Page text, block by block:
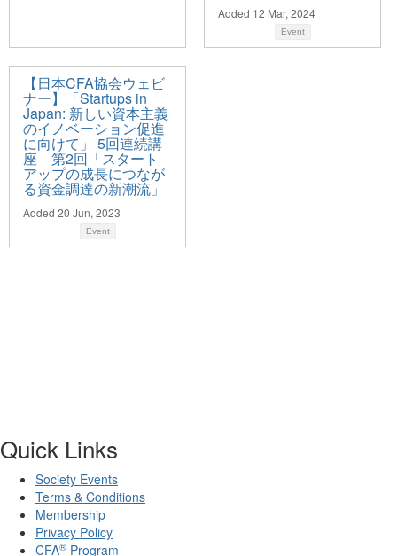
Added 12 Mar, 2024
Event
【日本CFA協会ウェビ
ナー】「Startups in
Japan: 新しい資本主義
のイノベーション促進
に向けて」 5回連続講
座 第2回「スタート
アップの成長につなが
る資金調達の新潮流」
Added 20 Jun, 2023
Event
Quick Links
Society Events
Terms & Conditions
Membership
Privacy Policy
CFA® Program